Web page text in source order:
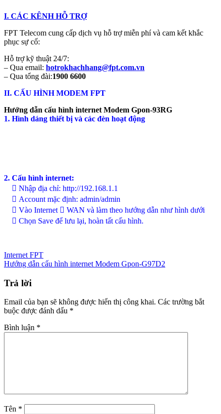
I. CÁC KÊNH HỖ TRỢ
FPT Telecom cung cấp dịch vụ hỗ trợ miễn phí và cam kết khắc
phục sự cố:
Hỗ trợ kỹ thuật 24/7:
– Qua email: hotrokhachhang@fpt.com.vn
– Qua tổng đài:1900 6600
II. CẤU HÌNH MODEM FPT
Hướng dẫn cấu hình internet Modem Gpon-93RG
1. Hình dáng thiết bị và các đèn hoạt động
2. Cấu hình internet:
 Nhập địa chỉ: http://192.168.1.1
 Account mặc định: admin/admin
 Vào Internet  WAN và làm theo hướng dẫn như hình dưới
 Chọn Save để lưu lại, hoàn tất cấu hình.
Internet FPT
Hướng dẫn cấu hình internet Modem Gpon-G97D2
Trả lời
Email của bạn sẽ không được hiển thị công khai. Các trường bắt
buộc được đánh dấu *
Bình luận *
Tên *